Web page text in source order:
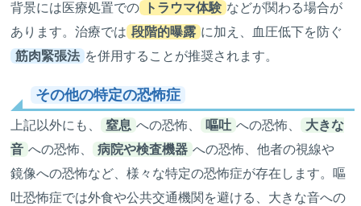
背景には医療処置での
トラウマ体験 などが関わる場合が
あります。治療では 段階的曝露 に加え、血圧低下を防ぐ
筋肉緊張法 を併用することが推奨されます。
その他の特定の恐怖症
上記以外にも、 窒息 への恐怖、 嘔吐 への恐怖、
大きな
音 への恐怖、 病院や検査機器 への恐怖、他者の視線や
鏡像への恐怖など、様々な特定の恐怖症が存在します。嘔
吐恐怖症では外食や公共交通機関を避ける、大きな音への